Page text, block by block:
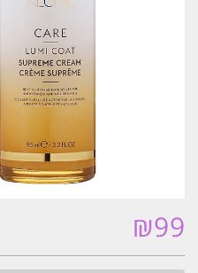
₪99